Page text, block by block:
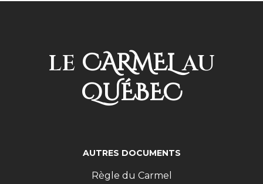
LE CARMELAU
QUÉBEC
AUTRES DOCUMENTS
Règle du Carmel